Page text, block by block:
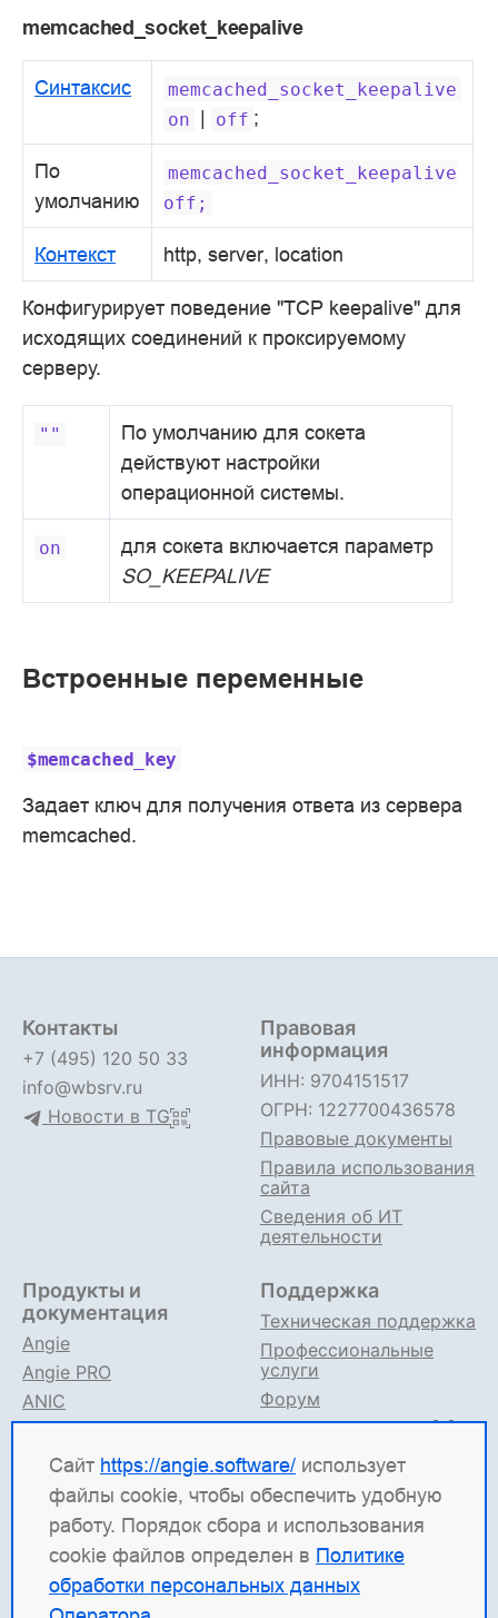
memcached_socket_keepalive
Синтаксис
memcached_socket_keepalive
on | off ;
По
умолчанию
memcached_socket_keepalive
off;
Контекст http, server, location
Конфигурирует поведение "TCP keepalive" для
исходящих соединений к проксируемому
серверу.
""
По умолчанию для сокета
действуют настройки
операционной системы.
on
для сокета включается параметр
SO_KEEPALIVE
Встроенные переменные
$memcached_key
Задает ключ для получения ответа из сервера
memcached.
Сайт https://angie.software/ использует
файлы cookie, чтобы обеспечить удобную
работу. Порядок сбора и использования
cookie файлов определен в Политике
обработки персональных данных
Контакты
+7 (495) 120 50 33
info@wbsrv.ru
Новости в TG
Правовая
информация
ИНН: 9704151517
ОГРН: 1227700436578
Правовые документы
Правила использования
сайта
Сведения об ИТ
деятельности
Продукты и
документация
Angie
Angie PRO
ANIC
Angie ADC
Документация
Поддержка
Техническая поддержка
Профессиональные
услуги
Форум
Поддержка в TG
Angie Software(ООО "Веб-Сервер") — российская
ИТ-компания, которая развивает решения для
высоконагруженных систем. Среди наших
продуктов: система балансировки